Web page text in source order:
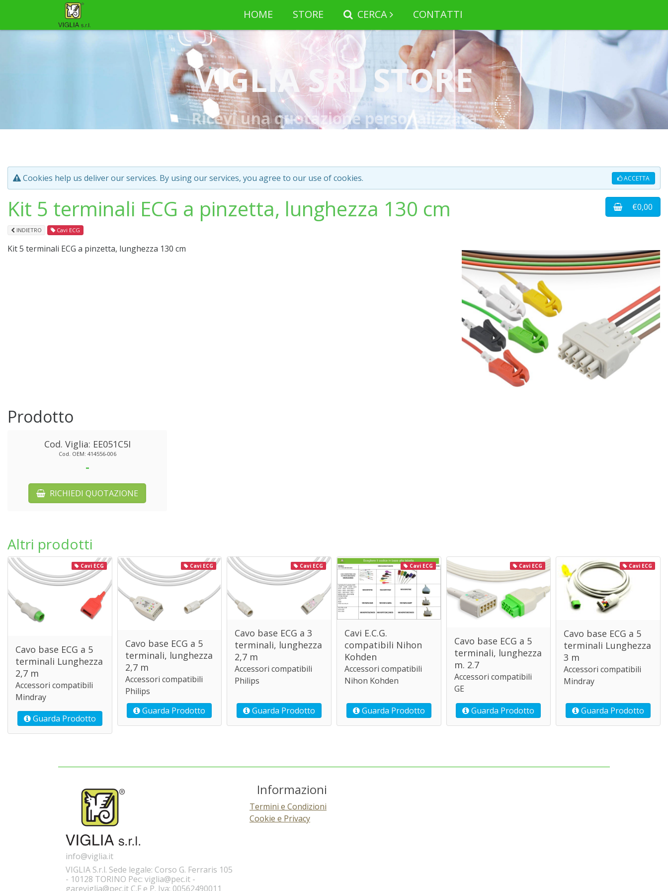
HOME STORE CERCA CONTATTI
VIGLIA SRL STORE
Ricevi una quotazione personalizzata
ACCETTA
Cookies help us deliver our services. By using our services, you agree to our use of cookies.
€0,00
Kit 5 terminali ECG a pinzetta, lunghezza 130 cm
INDIETRO Cavi ECG
Kit 5 terminali ECG a pinzetta, lunghezza 130 cm
Prodotto
Cod. Viglia: EE051C5I
Cod. OEM: 414556-006
-
RICHIEDI QUOTAZIONE
Altri prodotti
Cavi ECG
Cavo base ECG a 5
terminali Lunghezza
2,7 m
Accessori compatibili
Mindray
Guarda Prodotto
Cavi ECG
Cavo base ECG a 5
terminali, lunghezza
2,7 m
Accessori compatibili
Philips
Guarda Prodotto
Cavi ECG
Cavo base ECG a 3
terminali, lunghezza
2,7 m
Accessori compatibili
Philips
Guarda Prodotto
Cavi ECG
Cavi E.C.G.
compatibili Nihon
Kohden
Accessori compatibili
Nihon Kohden
Guarda Prodotto
Cavi ECG
Cavo base ECG a 5
terminali, lunghezza
m. 2.7
Accessori compatibili
GE
Guarda Prodotto
Cavi ECG
Cavo base ECG a 5
terminali Lunghezza
3 m
Accessori compatibili
Mindray
Guarda Prodotto
info@viglia.it
VIGLIA S.r.l. Sede legale: Corso G. Ferraris 105
- 10128 TORINO Pec: viglia@pec.it -
gareviglia@pec.it C.F e P. Iva: 00562490011
Informazioni
Termini e Condizioni
Cookie e Privacy